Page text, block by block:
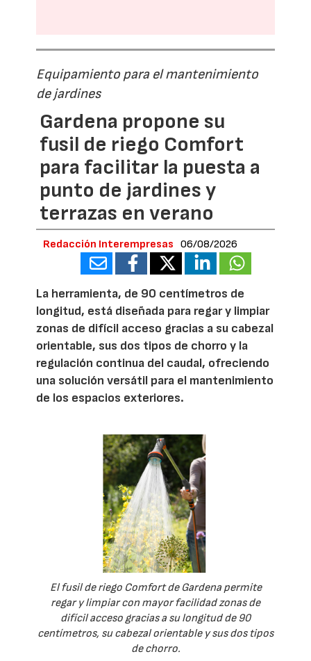
Equipamiento para el mantenimiento
de jardines
Gardena propone su
fusil de riego Comfort
para facilitar la puesta a
punto de jardines y
terrazas en verano
Redacción Interempresas 06/08/2026
La herramienta, de 90 centímetros de
longitud, está diseñada para regar y limpiar
zonas de difícil acceso gracias a su cabezal
orientable, sus dos tipos de chorro y la
regulación continua del caudal, ofreciendo
una solución versátil para el mantenimiento
de los espacios exteriores.
El fusil de riego Comfort de Gardena permite
regar y limpiar con mayor facilidad zonas de
difícil acceso gracias a su longitud de 90
centímetros, su cabezal orientable y sus dos tipos
de chorro.